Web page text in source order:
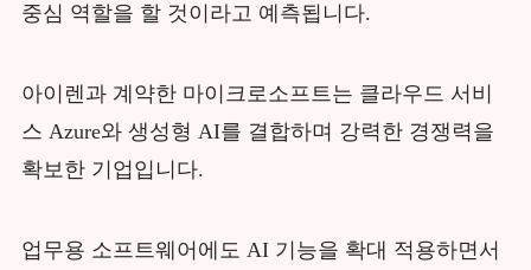
중심 역할을 할 것이라고 예측됩니다.
아이렌과 계약한 마이크로소프트는 클라우드 서비
스 Azure와 생성형 AI를 결합하며 강력한 경쟁력을
확보한 기업입니다.
업무용 소프트웨어에도 AI 기능을 확대 적용하면서